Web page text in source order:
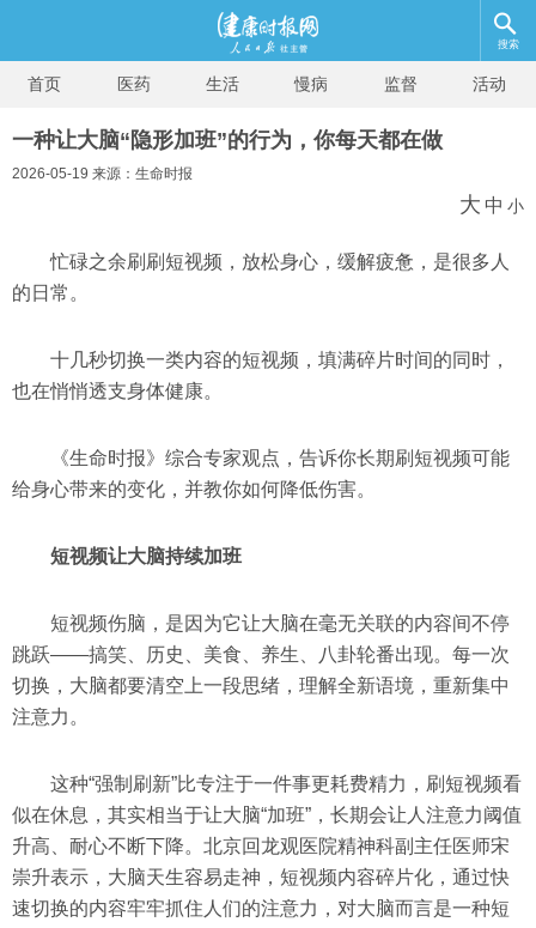
搜索
首页 医药 生活 慢病 监督 活动
一种让大脑“隐形加班”的行为，你每天都在做
2026-05-19 来源：生命时报
大 中 小
忙碌之余刷刷短视频，放松身心，缓解疲惫，是很多人
的日常。
十几秒切换一类内容的短视频，填满碎片时间的同时，
也在悄悄透支身体健康。
《生命时报》综合专家观点，告诉你长期刷短视频可能
给身心带来的变化，并教你如何降低伤害。
短视频让大脑持续加班
短视频伤脑，是因为它让大脑在毫无关联的内容间不停
跳跃——搞笑、历史、美食、养生、八卦轮番出现。每一次
切换，大脑都要清空上一段思绪，理解全新语境，重新集中
注意力。
这种“强制刷新”比专注于一件事更耗费精力，刷短视频看
似在休息，其实相当于让大脑“加班”，长期会让人注意力阈值
升高、耐心不断下降。 北京回龙观医院精神科副主任医师宋
崇升表示，大脑天生容易走神，短视频内容碎片化，通过快
速切换的内容牢牢抓住人们的注意力，对大脑而言是一种短